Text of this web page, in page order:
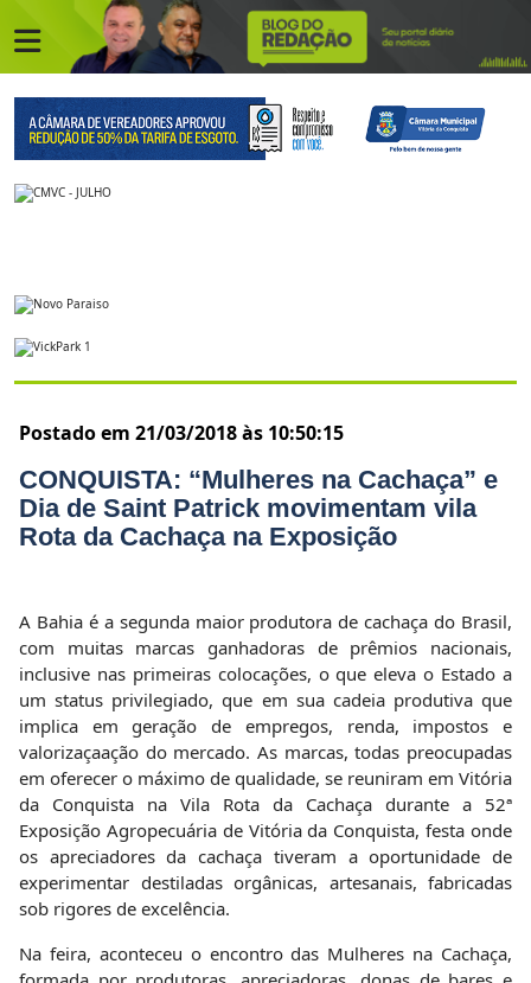
Postado em 21/03/2018 às 10:50:15
CONQUISTA: “Mulheres na Cachaça” e
Dia de Saint Patrick movimentam vila
Rota da Cachaça na Exposição
A Bahia é a segunda maior produtora de cachaça do Brasil,
com muitas marcas ganhadoras de prêmios nacionais,
inclusive nas primeiras colocações, o que eleva o Estado a
um status privilegiado, que em sua cadeia produtiva que
implica em geração de empregos, renda, impostos e
valorizaçaação do mercado. As marcas, todas preocupadas
em oferecer o máximo de qualidade, se reuniram em Vitória
da Conquista na Vila Rota da Cachaça durante a 52ª
Exposição Agropecuária de Vitória da Conquista, festa onde
os apreciadores da cachaça tiveram a oportunidade de
experimentar destiladas orgânicas, artesanais, fabricadas
sob rigores de excelência.
Na feira, aconteceu o encontro das Mulheres na Cachaça,